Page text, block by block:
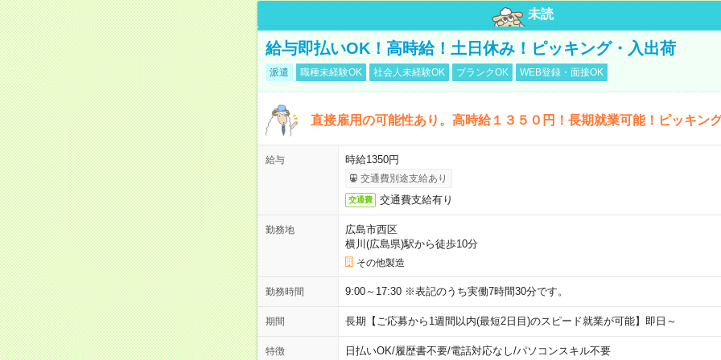
未読
給与即払いOK！高時給！土日休み！ピッキング・入出荷
派遣 職種未経験OK 社会人未経験OK ブランクOK WEB登録・面接OK
直接雇用の可能性あり。高時給１３５０円！長期就業可能！ピッキン
給与 時給1350円
交通費別途支給あり
交通費 交通費支給有り
勤務地
広島市西区
横川(広島県)駅から徒歩10分
その他製造
勤務時間 9:00～17:30 ※表記のうち実働7時間30分です。
期間 長期【ご応募から1週間以内(最短2日目)のスピード就業が可能】即日～
特徴 日払いOK/履歴書不要/電話対応なし/パソコンスキル不要